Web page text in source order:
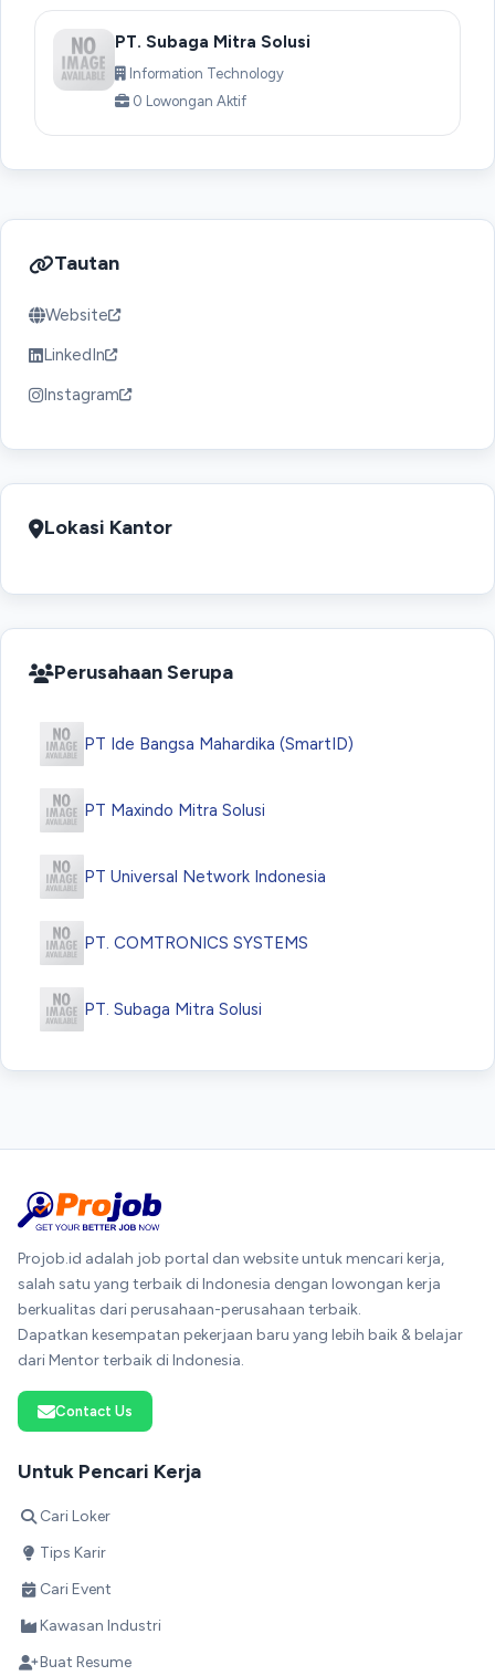
PT. Subaga Mitra Solusi
Information Technology
0 Lowongan Aktif
Tautan
Website
LinkedIn
Instagram
Lokasi Kantor
Perusahaan Serupa
PT Ide Bangsa Mahardika (SmartID)
PT Maxindo Mitra Solusi
PT Universal Network Indonesia
PT. COMTRONICS SYSTEMS
PT. Subaga Mitra Solusi
Projob.id adalah job portal dan website untuk mencari kerja,
salah satu yang terbaik di Indonesia dengan lowongan kerja
berkualitas dari perusahaan-perusahaan terbaik.
Dapatkan kesempatan pekerjaan baru yang lebih baik & belajar
dari Mentor terbaik di Indonesia.
Contact Us
Untuk Pencari Kerja
Cari Loker
Tips Karir
Cari Event
Kawasan Industri
Buat Resume